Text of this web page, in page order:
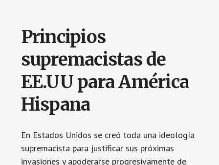
Principios
supremacistas de
EE.UU para América
Hispana
En Estados Unidos se creó toda una ideología
supremacista para justificar sus próximas
invasiones y apoderarse progresivamente de